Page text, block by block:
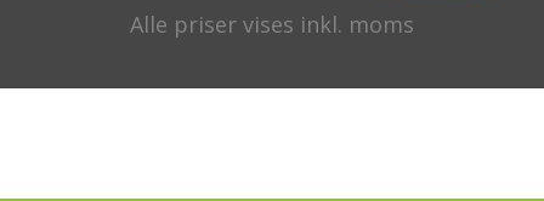
Alle priser vises inkl. moms